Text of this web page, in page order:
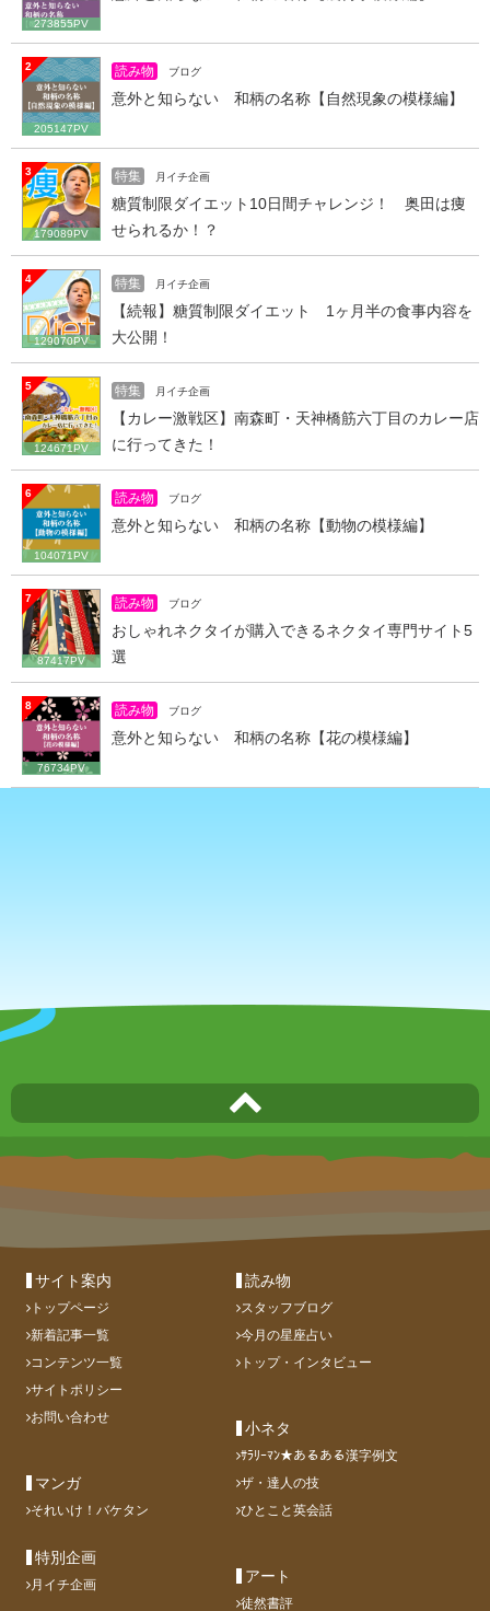
273855PV
2
205147PV
読み物 ブログ
意外と知らない 和柄の名称【自然現象の模様編】
3
179089PV
特集 月イチ企画
糖質制限ダイエット10日間チャレンジ！ 奥田は痩
せられるか！？
4
129070PV
特集 月イチ企画
【続報】糖質制限ダイエット 1ヶ月半の食事内容を
大公開！
5
124671PV
特集 月イチ企画
【カレー激戦区】南森町・天神橋筋六丁目のカレー店
に行ってきた！
6
104071PV
読み物 ブログ
意外と知らない 和柄の名称【動物の模様編】
7
87417PV
読み物 ブログ
おしゃれネクタイが購入できるネクタイ専門サイト5
選
8
76734PV
読み物 ブログ
意外と知らない 和柄の名称【花の模様編】
サイト案内
トップページ
新着記事一覧
コンテンツ一覧
サイトポリシー
お問い合わせ
読み物
スタッフブログ
今月の星座占い
トップ・インタビュー
小ネタ
ｻﾗﾘｰﾏﾝ★あるある漢字例文
ザ・達人の技
ひとこと英会話
マンガ
それいけ！バケタン
特別企画
月イチ企画 アート
徒然書評